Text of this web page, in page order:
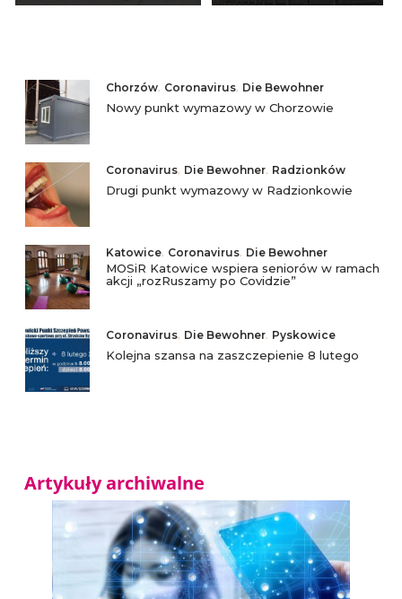
Chorzów, Coronavirus, Die Bewohner
Nowy punkt wymazowy w Chorzowie
Coronavirus, Die Bewohner, Radzionków
Drugi punkt wymazowy w Radzionkowie
Katowice, Coronavirus, Die Bewohner
MOSiR Katowice wspiera seniorów w ramach
akcji „rozRuszamy po Covidzie”
Coronavirus, Die Bewohner, Pyskowice
Kolejna szansa na zaszczepienie 8 lutego
Artykuły archiwalne